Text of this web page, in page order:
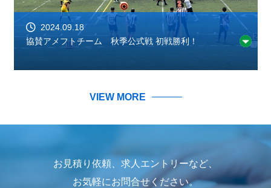
2024.09.18
協賛アメフトチーム 秋季公式戦 初戦勝利！
VIEW MORE
お見積り依頼、求人エントリーなど、
お気軽にお問合せください。